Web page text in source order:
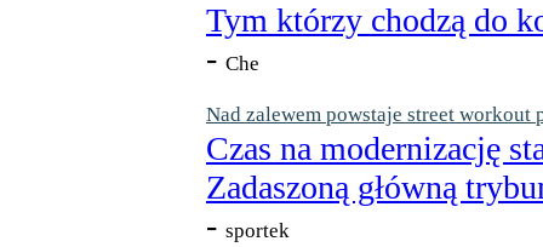
Tym którzy chodzą do
- Che
Nad zalewem powstaje street workout
Czas na modernizację
Zadaszoną główną
- sportek